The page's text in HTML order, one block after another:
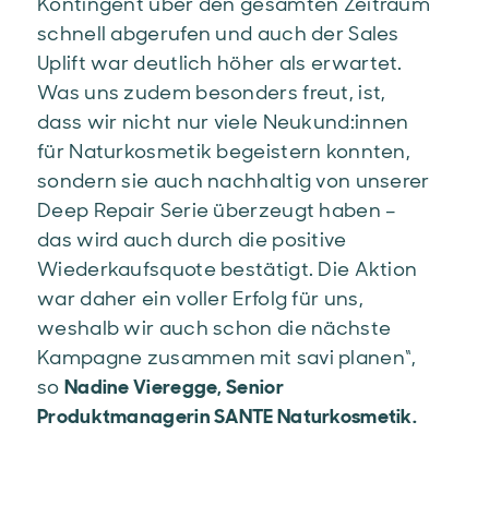
Kontingent über den gesamten Zeitraum
schnell abgerufen und auch der Sales
Uplift war deutlich höher als erwartet.
Was uns zudem besonders freut, ist,
dass wir nicht nur viele Neukund:innen
für Naturkosmetik begeistern konnten,
sondern sie auch nachhaltig von unserer
Deep Repair Serie überzeugt haben –
das wird auch durch die positive
Wiederkaufsquote bestätigt. Die Aktion
war daher ein voller Erfolg für uns,
weshalb wir auch schon die nächste
Kampagne zusammen mit savi planen“,
so Nadine Vieregge, Senior
Produktmanagerin SANTE Naturkosmetik.